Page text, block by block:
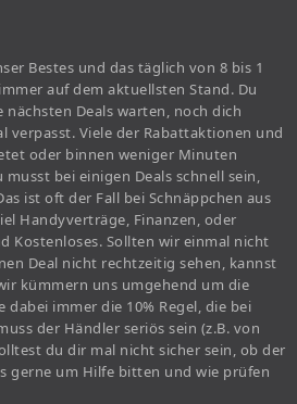
Bestes und das täglich von 8 bis 1
auf dem aktuellsten Stand. Du
Deals warten, noch dich
verpasst. Viele der Rabattaktionen und
oder binnen weniger Minuten
bei einigen Deals schnell sein,
ist oft der Fall bei Schnäppchen aus
Handyverträge, Finanzen, oder
Kostenloses. Sollten wir einmal nicht
Deal nicht rechtzeitig sehen, kannst
kümmern uns umgehend um die
immer die 10% Regel, die bei
der Händler seriös sein (z.B. von
du dir mal nicht sicher sein, ob der
gerne um Hilfe bitten und wie prüfen